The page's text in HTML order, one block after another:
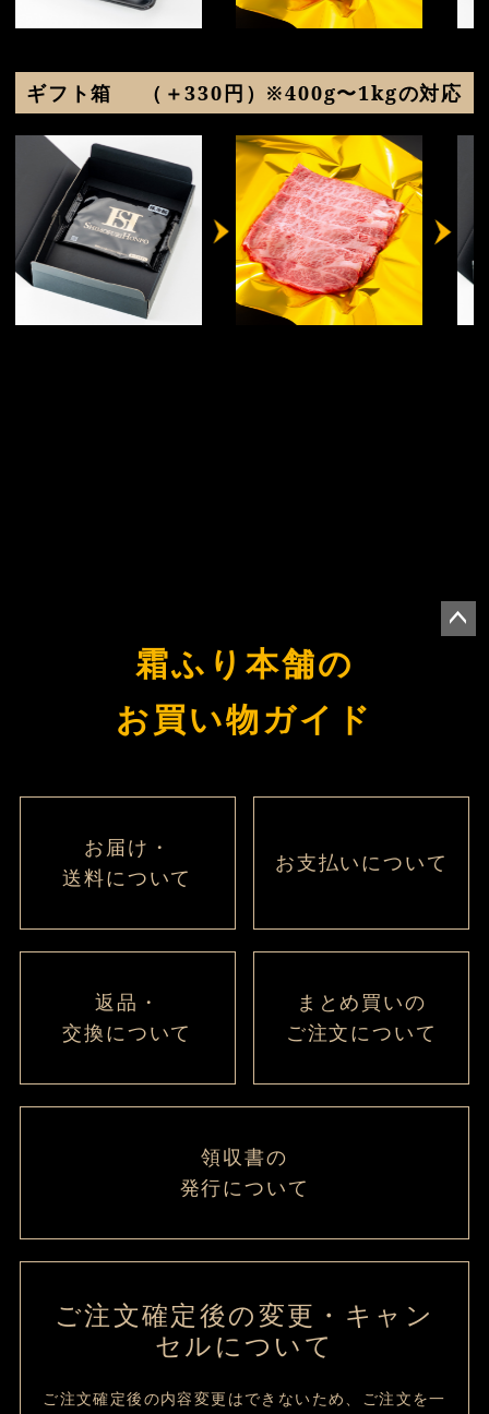
ギフト箱 （＋330円）※400g〜1kgの対応
霜ふり本舗の
お買い物ガイド
お届け・
送料について
お支払いについて
返品・
交換について
まとめ買いの
ご注文について
領収書の
発行について
ご注文確定後の変更・キャン
セルについて
ご注文確定後の内容変更はできないため、ご注文を一